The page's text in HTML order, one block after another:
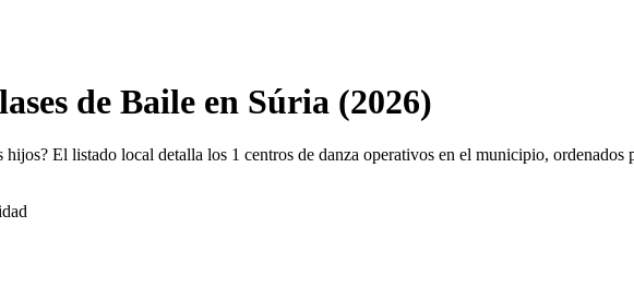
de Baile en Súria (2026)
hijos? El listado local detalla los 1 centros de danza operativos en el municipio,